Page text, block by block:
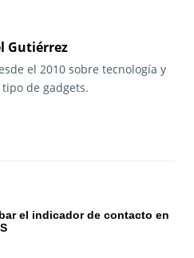
Gutiérrez
el 2010 sobre tecnología y
de gadgets.
el indicador de contacto en